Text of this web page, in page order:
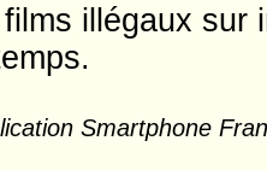
films illégaux
Smartphone